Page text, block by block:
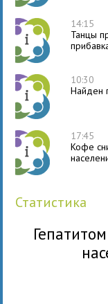
14:15
Танцы
10:30
Найден
17:45
Кофе
статистика